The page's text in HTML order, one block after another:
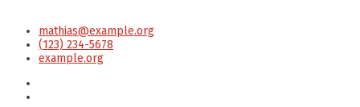
mathias@example.org
(123) 234-5678
example.org